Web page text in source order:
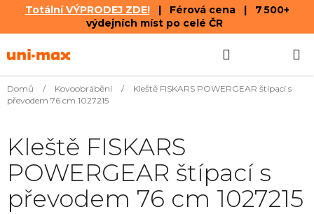
Totální VÝPRODEJ ZDE!| Férová cena | 7 500+
výdejních míst po celé ČR
na
KOŠÍK
Domů / Kovoobrábění /
Kleště FISKARS POWERGEAR štípací s
převodem 76 cm 1027215
Kleště FISKARS
POWERGEAR štípací s
převodem 76 cm 1027215